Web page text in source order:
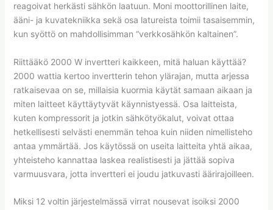
reagoivat herkästi sähkön laatuun. Moni moottorillinen laite,
ääni- ja kuvatekniikka sekä osa latureista toimii tasaisemmin,
kun syöttö on mahdollisimman “verkkosähkön kaltainen”.
Riittääkö 2000 W invertteri kaikkeen, mitä haluan käyttää?
2000 wattia kertoo invertterin tehon ylärajan, mutta arjessa
ratkaisevaa on se, millaisia kuormia käytät samaan aikaan ja
miten laitteet käyttäytyvät käynnistyessä. Osa laitteista,
kuten kompressorit ja jotkin sähkötyökalut, voivat ottaa
hetkellisesti selvästi enemmän tehoa kuin niiden nimellisteho
antaa ymmärtää. Jos käytössä on useita laitteita yhtä aikaa,
yhteisteho kannattaa laskea realistisesti ja jättää sopiva
varmuusvara, jotta invertteri ei joudu jatkuvasti äärirajoilleen.
Miksi 12 voltin järjestelmässä virrat nousevat isoiksi 2000